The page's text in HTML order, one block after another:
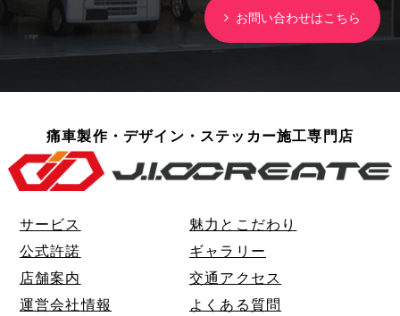
お問い合わせはこちら
痛車製作・デザイン・ステッカー施工専門店
サービス
魅力とこだわり
公式許諾
ギャラリー
店舗案内
交通アクセス
運営会社情報
よくある質問